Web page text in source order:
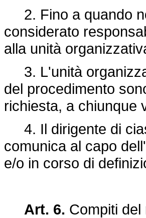
2. Fino a quando
considerato
alla unità
3. L'unità
del procedimento
richiesta, a chiunque
4. Il dirigente di
comunica al capo
e/o in corso di
Art. 6. Compiti